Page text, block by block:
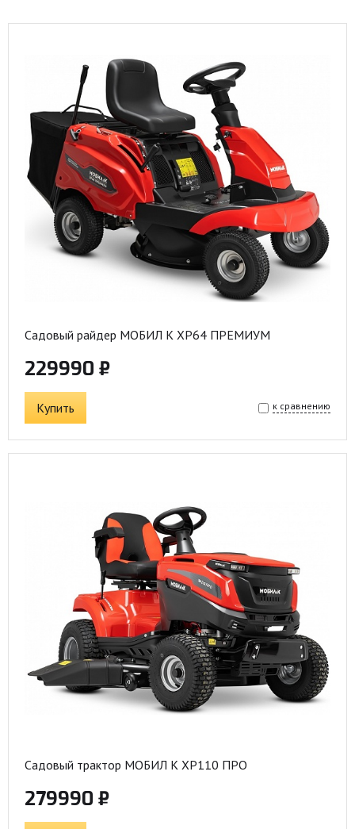
Садовый райдер МОБИЛ К XP64 ПРЕМИУМ
229990 ₽
Купить к сравнению
Садовый трактор МОБИЛ К XP110 ПРО
279990 ₽